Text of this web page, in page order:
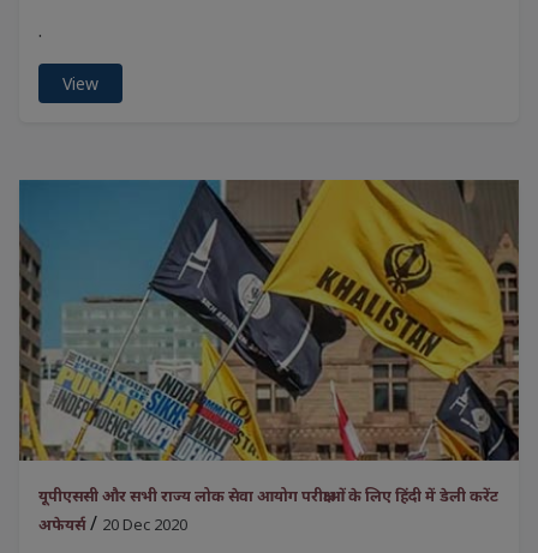
.
View
यूपीएससी और सभी राज्य लोक सेवा आयोग परीक्षाओं के लिए हिंदी में डेली करेंट
अफेयर्स/ 20 Dec 2020